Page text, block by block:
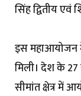
सिंह द्वितीय एवं
इस महाआयोजन में
मिली। देश के 27
सीमांत क्षेत्र में